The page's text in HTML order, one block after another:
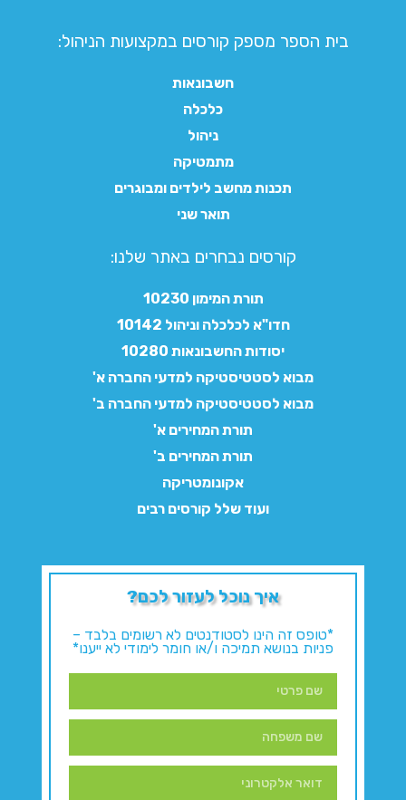
בית הספר מספק קורסים במקצועות הניהול:
חשבונאות
כלכלה
ניהול
מתמטיקה
תכנות מחשב לילדים ומבוגרים
תואר שני
קורסים נבחרים באתר שלנו:​
תורת המימון 10230
חדו"א לכלכלה וניהול 10142
יסודות החשבונאות 10280
מבוא לסטטיסטיקה למדעי החברה א'
מבוא לסטטיסטיקה למדעי החברה ב'
תורת המחירים א'
תורת המחירים ב'
אקונומטריקה
ועוד שלל קורסים רבים
איך נוכל לעזור לכם?
*טופס זה הינו לסטודנטים לא רשומים בלבד –
פניות בנושא תמיכה ו/או חומר לימודי לא ייענו*